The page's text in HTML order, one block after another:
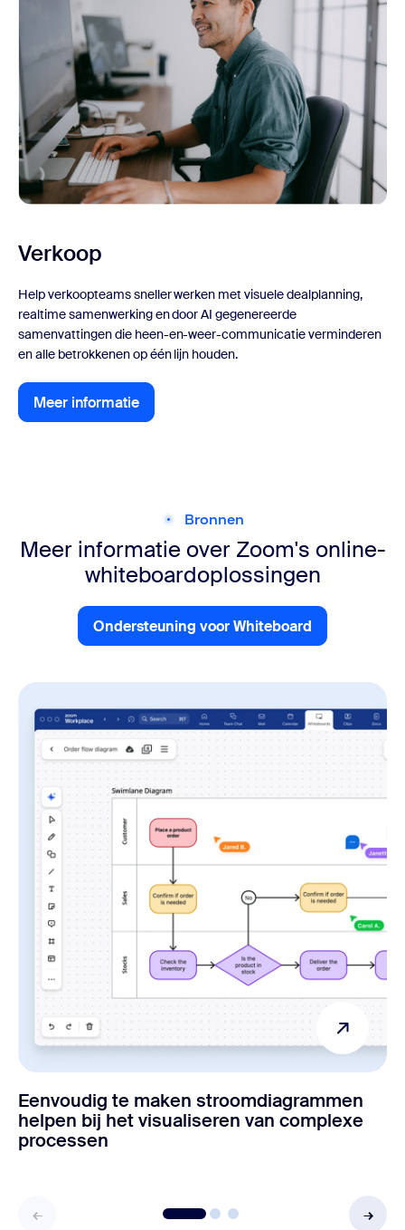
Verkoop
Help verkoopteams sneller werken met visuele dealplanning,
realtime samenwerking en door AI gegenereerde
samenvattingen die heen-en-weer-communicatie verminderen
en alle betrokkenen op één lijn houden.
Meer informatie
Meer informatie
Bronnen
Meer informatie over Zoom's online-
whiteboardoplossingen
Ondersteuning voor Whiteboard
Ondersteuning voor
Eenvoudig te maken stroomdiagrammen
helpen bij het visualiseren van complexe
processen